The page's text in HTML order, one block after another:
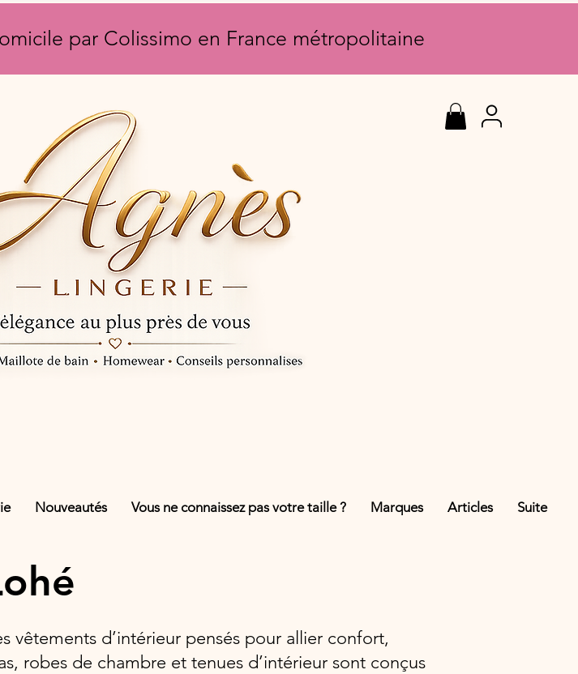
par Colissimo en France métropolitaine
Nouveautés Vous ne connaissez pas votre taille ? Marques Articles Suite
vêtements d’intérieur pensés pour allier confort,
robes de chambre et tenues d’intérieur sont conçus